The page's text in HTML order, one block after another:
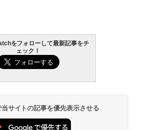
をフォローして最新記事をチ
ェック！
サイトの記事を優先表示させる